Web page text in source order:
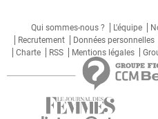
Qui sommes-nous ? L'équipe
Recrutement
Données personnelles
Charte
RSS Mentions légales